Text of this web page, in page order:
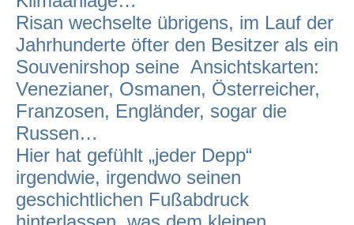
Risan wechselte übrigens, im Lauf der
Jahrhunderte öfter den Besitzer als ein
Souvenirshop seine Ansichtskarten:
Venezianer, Osmanen, Österreicher,
Franzosen, Engländer, sogar die
Russen…
Hier hat gefühlt „jeder Depp“
irgendwie, irgendwo seinen
geschichtlichen Fußabdruck